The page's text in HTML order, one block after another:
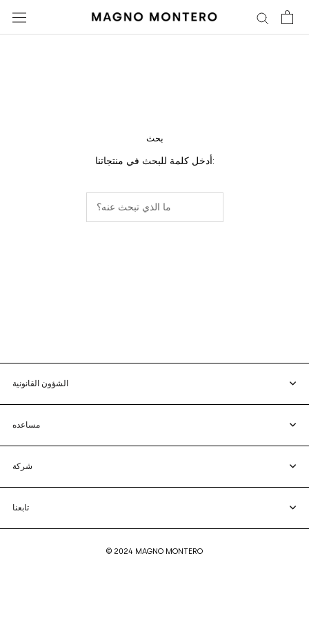
الى
بحث
أدخل كلمة للبحث في منتجاتنا:
الشؤون القانونية
مساعده
شركة
تابعنا
© 2024 MAGNO MONTERO